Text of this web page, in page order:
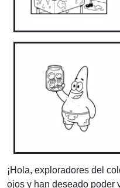
¡Hola, exploradores del
ojos y han deseado poder